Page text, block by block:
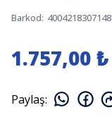
Barkod: 4004218307148
1.757,00 ₺
Paylaş: